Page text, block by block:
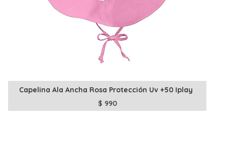
Capelina Ala Ancha Rosa Protección Uv +50 Iplay
$ 990